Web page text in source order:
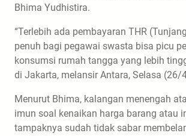
Bhima Yudhistira.
“Terlebih ada pembayaran THR
penuh bagi pegawai swasta bisa picu
konsumsi rumah tangga yang lebih
di Jakarta, melansir Antara, Selasa (26/
Menurut Bhima, kalangan menengah
imun soal kenaikan harga barang atau
tampaknya sudah tidak sabar